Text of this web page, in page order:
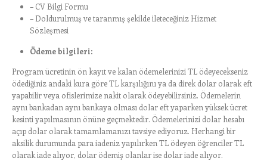
– CV Bilgi Formu
– Doldurulmuş ve taranmış şekilde ileteceğiniz Hizmet
Sözleşmesi
Ödeme bilgileri:
Program ücretinin ön kayıt ve kalan ödemelerinizi TL ödeyecekseniz
ödediğiniz andaki kura göre TL karşılığını ya da direk dolar olarak eft
yapabilir veya ofislerimize nakit olarak ödeyebilirsiniz. Ödemelerin
aynı bankadan aynı bankaya olması dolar eft yaparken yüksek ücret
kesinti yapılmasının önüne geçmektedir. Ödemelerinizi dolar hesabı
açıp dolar olarak tamamlamanızı tavsiye ediyoruz. Herhangi bir
aksilik durumunda para iadeniz yapılırken TL ödeyen öğrenciler TL
olarak iade alıyor, dolar ödemiş olanlar ise dolar iade alıyor.